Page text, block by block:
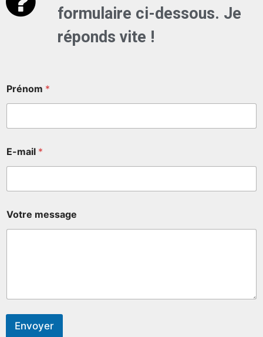
formulaire ci-dessous. Je
réponds vite !
Prénom *
E-mail *
Votre message
Envoyer